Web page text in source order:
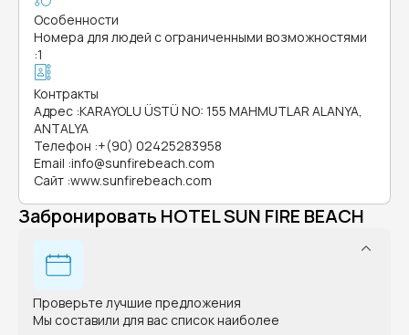
Особенности
Номера для людей с ограниченными возможностями
:1
Контракты
Адрес :KARAYOLU ÜSTÜ NO: 155 MAHMUTLAR ALANYA,
ANTALYA
Телефон :+(90) 02425283958
Email :info@sunfirebeach.com
Сайт :www.sunfirebeach.com
Забронировать HOTEL SUN FIRE BEACH
Проверьте лучшие предложения
Мы составили для вас список наиболее